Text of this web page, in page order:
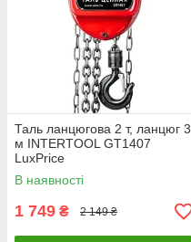
Таль ланцюгова 2 т, ланцюг 3
м INTERTOOL GT1407
LuxPrice
В наявності
1 749 ₴ 2 149 ₴